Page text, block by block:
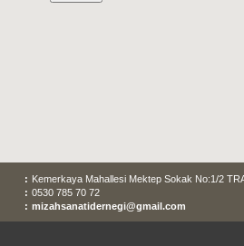
: Kemerkaya Mahallesi Mektep Sokak No:1/2
: 0530 785 70 72
: mizahsanatidernegi@gmail.com